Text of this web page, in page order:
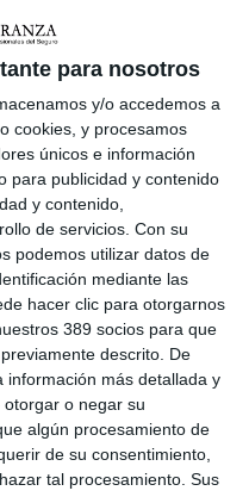
para nosotros
y/o accedemos a
cookies, y procesamos
únicos e información
para publicidad y contenido
y contenido,
de servicios. Con su
podemos utilizar datos de
mediante las
hacer clic para otorgarnos
389 socios para que
descrito. De
más detallada y
o negar su
algún procesamiento de
de su consentimiento,
tal procesamiento. Sus
y Responsabilidad Civil
Díaz de Ilarraza, como
Marta Seguraserá
y de apoyar la
mientras que Angélica
Vacas,José Manuel
la suscripción y la gestión
de especialización.
en estrecha
de Generali España, lo
de servicio a todas las
con clientes y
nuestra apuesta
un pilar clave del tejido
aportar mayor
y visión global", ha
GC&C Iberia & LatAm.